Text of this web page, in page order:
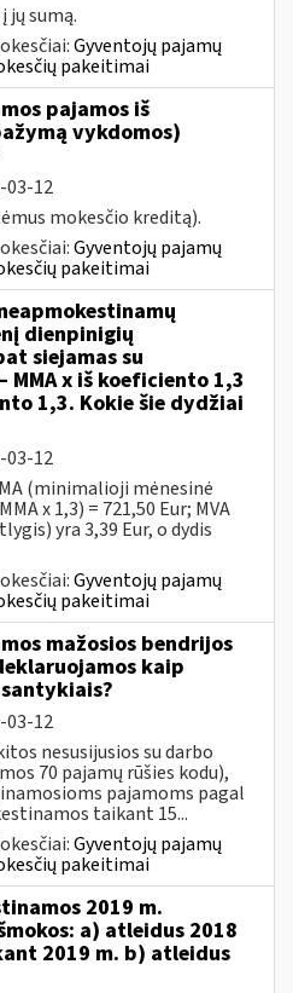
jų sumą.
Gyventojų pajamų
pakeitimai
pajamos iš
vykdomos)
03-12
mokesčio kreditą).
Gyventojų pajamų
pakeitimai
dienpinigių
siejamas su
x iš koeficiento 1,3
1,3. Kokie šie dydžiai
03-12
(minimalioji mėnesinė
x 1,3) = 721,50 Eur; MVA
yra 3,39 Eur, o dydis
Gyventojų pajamų
pakeitimai
mažosios bendrijos
kaip
03-12
nesusijusios su darbo
70 pajamų rūšies kodu),
pajamoms pagal
taikant 15...
Gyventojų pajamų
pakeitimai
2019 m.
a) atleidus 2018
2019 m. b) atleidus